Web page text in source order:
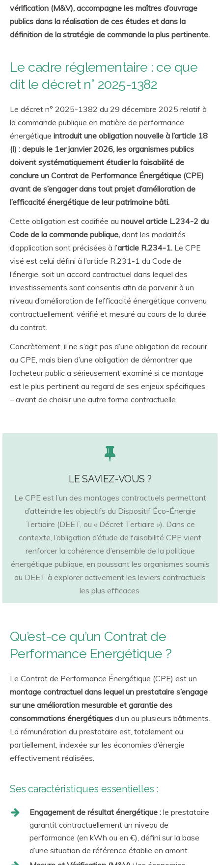
vérification (M&V), accompagne les maîtres d’ouvrage
publics dans la réalisation de ces études et dans la
définition de la stratégie de commande la plus pertinente.
Le cadre réglementaire : ce que
dit le décret n° 2025-1382
Le décret n° 2025-1382 du 29 décembre 2025 relatif à
la commande publique en matière de performance
énergétique introduit une obligation nouvelle à l’article 18
(I) : depuis le 1er janvier 2026, les organismes publics
doivent systématiquement étudier la faisabilité de
conclure un Contrat de Performance Énergétique (CPE)
avant de s’engager dans tout projet d’amélioration de
l’efficacité énergétique de leur patrimoine bâti.
Cette obligation est codifiée au nouvel article L.234-2 du
Code de la commande publique, dont les modalités
d’application sont précisées à l’article R.234-1. Le CPE
visé est celui défini à l’article R.231-1 du Code de
l’énergie, soit un accord contractuel dans lequel des
investissements sont consentis afin de parvenir à un
niveau d’amélioration de l’efficacité énergétique convenu
contractuellement, vérifié et mesuré au cours de la durée
du contrat.
Concrètement, il ne s’agit pas d’une obligation de recourir
au CPE, mais bien d’une obligation de démontrer que
l’acheteur public a sérieusement examiné si ce montage
est le plus pertinent au regard de ses enjeux spécifiques
– avant de choisir une autre forme contractuelle.
LE SAVIEZ-VOUS ?
Le CPE est l’un des montages contractuels permettant
d’atteindre les objectifs du Dispositif Éco-Énergie
Tertiaire (DEET, ou « Décret Tertiaire »). Dans ce
contexte, l’obligation d’étude de faisabilité CPE vient
renforcer la cohérence d’ensemble de la politique
énergétique publique, en poussant les organismes soumis
au DEET à explorer activement les leviers contractuels
les plus efficaces.
Qu’est-ce qu’un Contrat de
Performance Energétique ?
Le Contrat de Performance Énergétique (CPE) est un
montage contractuel dans lequel un prestataire s’engage
sur une amélioration mesurable et garantie des
consommations énergétiques d’un ou plusieurs bâtiments.
La rémunération du prestataire est, totalement ou
partiellement, indexée sur les économies d’énergie
effectivement réalisées.
Ses caractéristiques essentielles :
Engagement de résultat énergétique : le prestataire
garantit contractuellement un niveau de
performance (en kWh ou en €), défini sur la base
d’une situation de référence établie en amont.